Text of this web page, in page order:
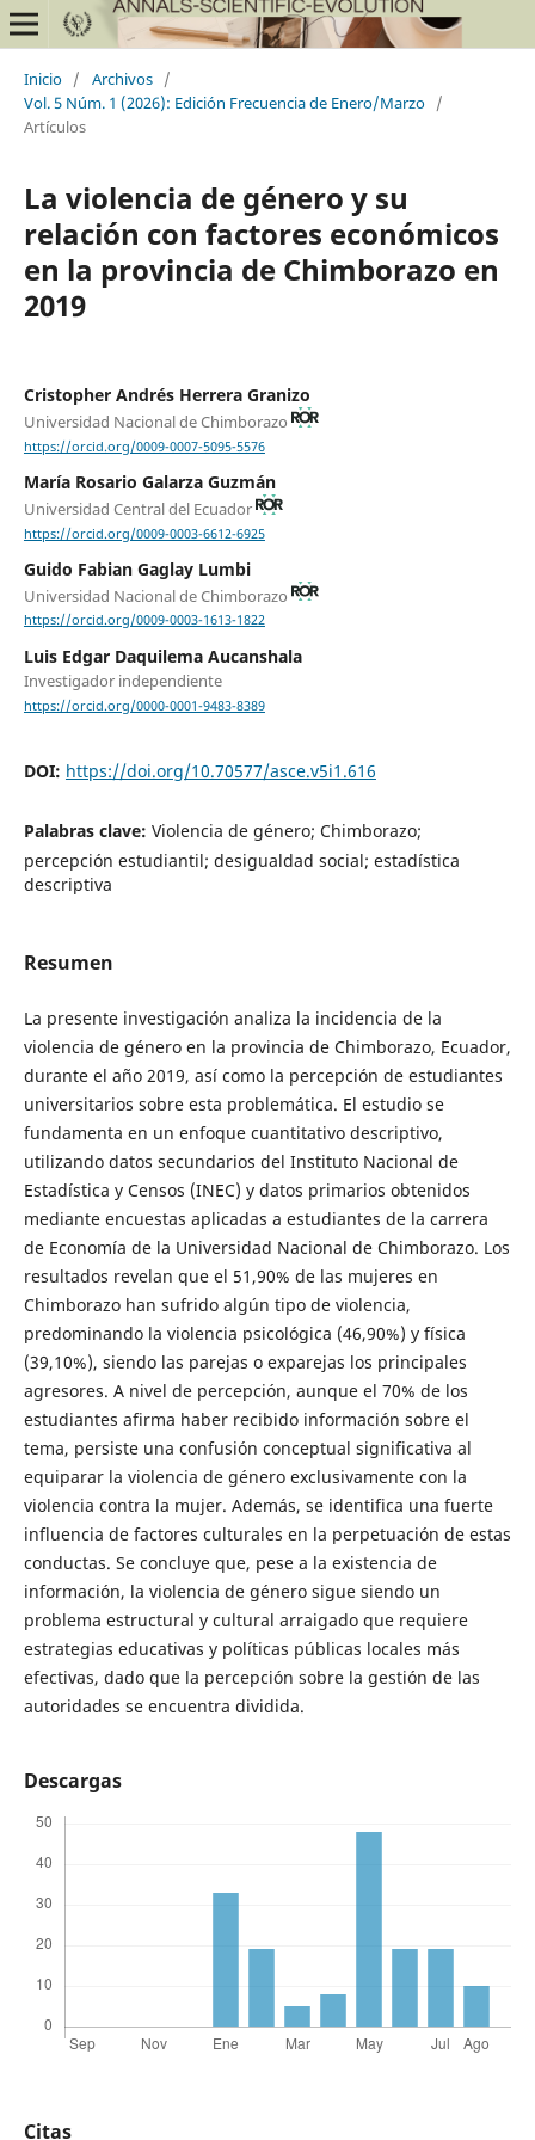
Inicio / Archivos /
Vol. 5 Núm. 1 (2026): Edición Frecuencia de Enero/Marzo /
Artículos
La violencia de género y su
relación con factores económicos
en la provincia de Chimborazo en
2019
Cristopher Andrés Herrera Granizo
Universidad Nacional de Chimborazo
https://orcid.org/0009-0007-5095-5576
María Rosario Galarza Guzmán
Universidad Central del Ecuador
https://orcid.org/0009-0003-6612-6925
Guido Fabian Gaglay Lumbi
Universidad Nacional de Chimborazo
https://orcid.org/0009-0003-1613-1822
Luis Edgar Daquilema Aucanshala
Investigador independiente
https://orcid.org/0000-0001-9483-8389
DOI: https://doi.org/10.70577/asce.v5i1.616
Palabras clave: Violencia de género; Chimborazo;
percepción estudiantil; desigualdad social; estadística
descriptiva
Resumen
La presente investigación analiza la incidencia de la
violencia de género en la provincia de Chimborazo, Ecuador,
durante el año 2019, así como la percepción de estudiantes
universitarios sobre esta problemática. El estudio se
fundamenta en un enfoque cuantitativo descriptivo,
utilizando datos secundarios del Instituto Nacional de
Estadística y Censos (INEC) y datos primarios obtenidos
mediante encuestas aplicadas a estudiantes de la carrera
de Economía de la Universidad Nacional de Chimborazo. Los
resultados revelan que el 51,90% de las mujeres en
Chimborazo han sufrido algún tipo de violencia,
predominando la violencia psicológica (46,90%) y física
(39,10%), siendo las parejas o exparejas los principales
agresores. A nivel de percepción, aunque el 70% de los
estudiantes afirma haber recibido información sobre el
tema, persiste una confusión conceptual significativa al
equiparar la violencia de género exclusivamente con la
violencia contra la mujer. Además, se identifica una fuerte
influencia de factores culturales en la perpetuación de estas
conductas. Se concluye que, pese a la existencia de
información, la violencia de género sigue siendo un
problema estructural y cultural arraigado que requiere
estrategias educativas y políticas públicas locales más
efectivas, dado que la percepción sobre la gestión de las
autoridades se encuentra dividida.
Descargas
Citas